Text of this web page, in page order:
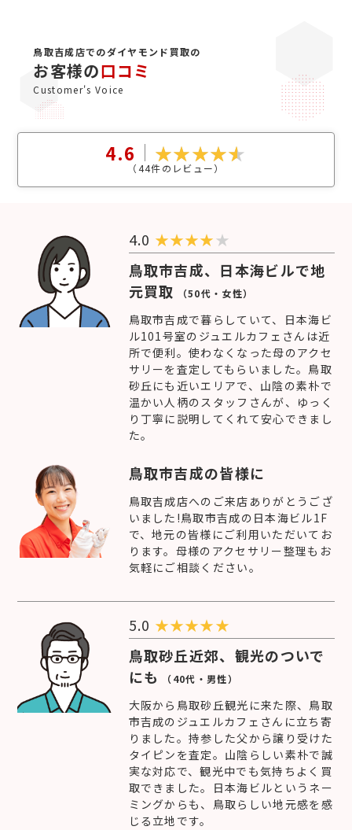
鳥取吉成店でのダイヤモンド買取の
お客様の口コミ
Customer's Voice
4.6
（44件のレビュー）
4.0 ★★★★★
鳥取市吉成、日本海ビルで地
元買取 （50代・女性）
鳥取市吉成で暮らしていて、日本海ビ
ル101号室のジュエルカフェさんは近
所で便利。使わなくなった母のアクセ
サリーを査定してもらいました。鳥取
砂丘にも近いエリアで、山陰の素朴で
温かい人柄のスタッフさんが、ゆっく
り丁寧に説明してくれて安心できまし
た。
鳥取市吉成の皆様に
鳥取吉成店へのご来店ありがとうござ
いました!鳥取市吉成の日本海ビル1F
で、地元の皆様にご利用いただいてお
ります。母様のアクセサリー整理もお
気軽にご相談ください。
5.0 ★★★★★
鳥取砂丘近郊、観光のついで
にも
（40代・男性）
大阪から鳥取砂丘観光に来た際、鳥取
市吉成のジュエルカフェさんに立ち寄
りました。持参した父から譲り受けた
タイピンを査定。山陰らしい素朴で誠
実な対応で、観光中でも気持ちよく買
取できました。日本海ビルというネー
ミングからも、鳥取らしい地元感を感
じる立地です。